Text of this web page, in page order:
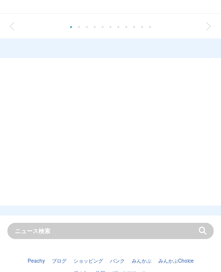
Peachy ブログ ショッピング バンク みんかぶ
みんかぶChoice